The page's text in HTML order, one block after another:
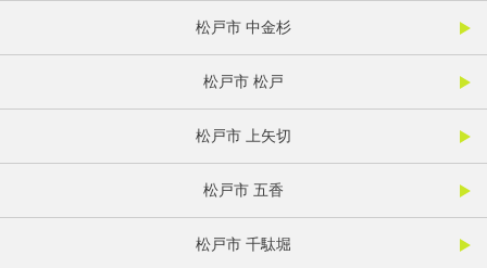
松戸市 中金杉
松戸市 松戸
松戸市 上矢切
松戸市 五香
松戸市 千駄堀